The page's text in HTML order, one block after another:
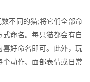
不同的猫;将它们全部命
命名。每只猫都会有自
喜好命名即可。此外，玩
动作、面部表情或日常